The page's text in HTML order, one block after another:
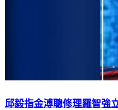
邱毅指金溥聰修理羅智